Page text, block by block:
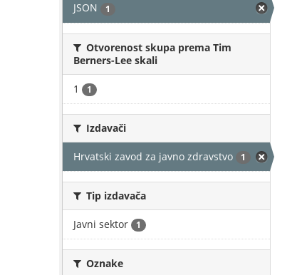
JSON 1
Otvorenost skupa prema Tim
Berners-Lee skali
1 1
Izdavači
Hrvatski zavod za javno zdravstvo 1
Tip izdavača
Javni sektor 1
Oznake